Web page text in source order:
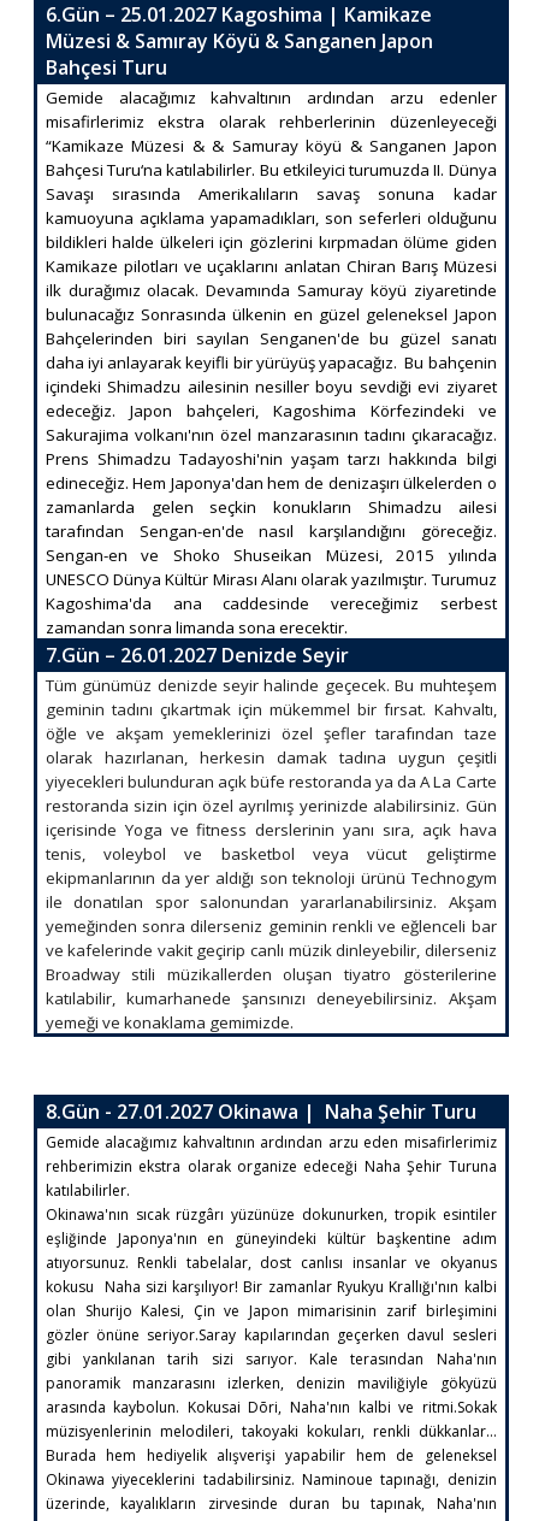
6.Gün – 25.01.2027 Kagoshima | Kamikaze
Müzesi & Samıray Köyü & Sanganen Japon
Bahçesi Turu
Gemide alacağımız kahvaltının ardından arzu edenler
misafirlerimiz ekstra olarak rehberlerinin düzenleyeceği
“Kamikaze Müzesi & & Samuray köyü & Sanganen Japon
Bahçesi Turu‘na katılabilirler. Bu etkileyici turumuzda II. Dünya
Savaşı sırasında Amerikalıların savaş sonuna kadar
kamuoyuna açıklama yapamadıkları, son seferleri olduğunu
bildikleri halde ülkeleri için gözlerini kırpmadan ölüme giden
Kamikaze pilotları ve uçaklarını anlatan Chiran Barış Müzesi
ilk durağımız olacak. Devamında Samuray köyü ziyaretinde
bulunacağız Sonrasında ülkenin en güzel geleneksel Japon
Bahçelerinden biri sayılan Senganen'de bu güzel sanatı
daha iyi anlayarak keyifli bir yürüyüş yapacağız. Bu bahçenin
içindeki Shimadzu ailesinin nesiller boyu sevdiği evi ziyaret
edeceğiz. Japon bahçeleri, Kagoshima Körfezindeki ve
Sakurajima volkanı'nın özel manzarasının tadını çıkaracağız.
Prens Shimadzu Tadayoshi'nin yaşam tarzı hakkında bilgi
edineceğiz. Hem Japonya'dan hem de denizaşırı ülkelerden o
zamanlarda gelen seçkin konukların Shimadzu ailesi
tarafından Sengan-en'de nasıl karşılandığını göreceğiz.
Sengan-en ve Shoko Shuseikan Müzesi, 2015 yılında
UNESCO Dünya Kültür Mirası Alanı olarak yazılmıştır. Turumuz
Kagoshima'da ana caddesinde vereceğimiz serbest
zamandan sonra limanda sona erecektir.
7.Gün – 26.01.2027 Denizde Seyir
Tüm günümüz denizde seyir halinde geçecek. Bu muhteşem
geminin tadını çıkartmak için mükemmel bir fırsat. Kahvaltı,
öğle ve akşam yemeklerinizi özel şefler tarafından taze
olarak hazırlanan, herkesin damak tadına uygun çeşitli
yiyecekleri bulunduran açık büfe restoranda ya da A La Carte
restoranda sizin için özel ayrılmış yerinizde alabilirsiniz. Gün
içerisinde Yoga ve fitness derslerinin yanı sıra, açık hava
tenis, voleybol ve basketbol veya vücut geliştirme
ekipmanlarının da yer aldığı son teknoloji ürünü Technogym
ile donatılan spor salonundan yararlanabilirsiniz. Akşam
yemeğinden sonra dilerseniz geminin renkli ve eğlenceli bar
ve kafelerinde vakit geçirip canlı müzik dinleyebilir, dilerseniz
Broadway stili müzikallerden oluşan tiyatro gösterilerine
katılabilir, kumarhanede şansınızı deneyebilirsiniz. Akşam
yemeği ve konaklama gemimizde.
8.Gün - 27.01.2027 Okinawa | Naha Şehir Turu
Gemide alacağımız kahvaltının ardından arzu eden misafirlerimiz
rehberimizin ekstra olarak organize edeceği Naha Şehir Turuna
katılabilirler.
Okinawa'nın sıcak rüzgârı yüzünüze dokunurken, tropik esintiler
eşliğinde Japonya'nın en güneyindeki kültür başkentine adım
atıyorsunuz. Renkli tabelalar, dost canlısı insanlar ve okyanus
kokusu Naha sizi karşılıyor! Bir zamanlar Ryukyu Krallığı'nın kalbi
olan Shurijo Kalesi, Çin ve Japon mimarisinin zarif birleşimini
gözler önüne seriyor.Saray kapılarından geçerken davul sesleri
gibi yankılanan tarih sizi sarıyor. Kale terasından Naha'nın
panoramik manzarasını izlerken, denizin maviliğiyle gökyüzü
arasında kaybolun. Kokusai Dōri, Naha'nın kalbi ve ritmi.Sokak
müzisyenlerinin melodileri, takoyaki kokuları, renkli dükkanlar…
Burada hem hediyelik alışverişi yapabilir hem de geleneksel
Okinawa yiyeceklerini tadabilirsiniz. Naminoue tapınağı, denizin
üzerinde, kayalıkların zirvesinde duran bu tapınak, Naha'nın